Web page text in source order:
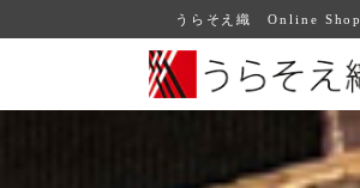
うらそえ織 Online Shop